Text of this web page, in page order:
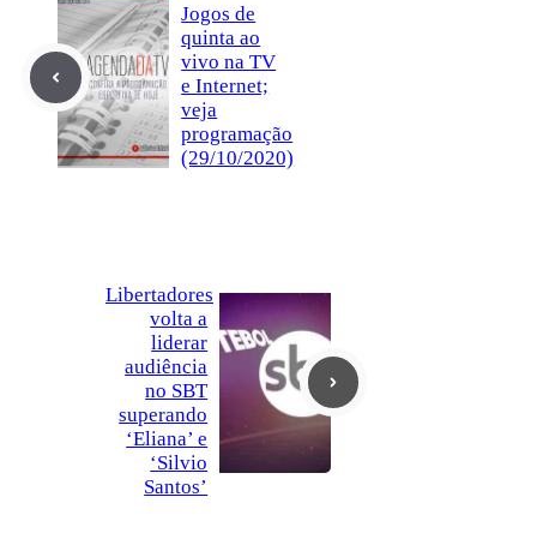
Jogos de
quinta ao
vivo na TV
e Internet;
veja
programação
(29/10/2020)
Libertadores
volta a
liderar
audiência
no SBT
superando
‘Eliana’ e
‘Silvio
Santos’